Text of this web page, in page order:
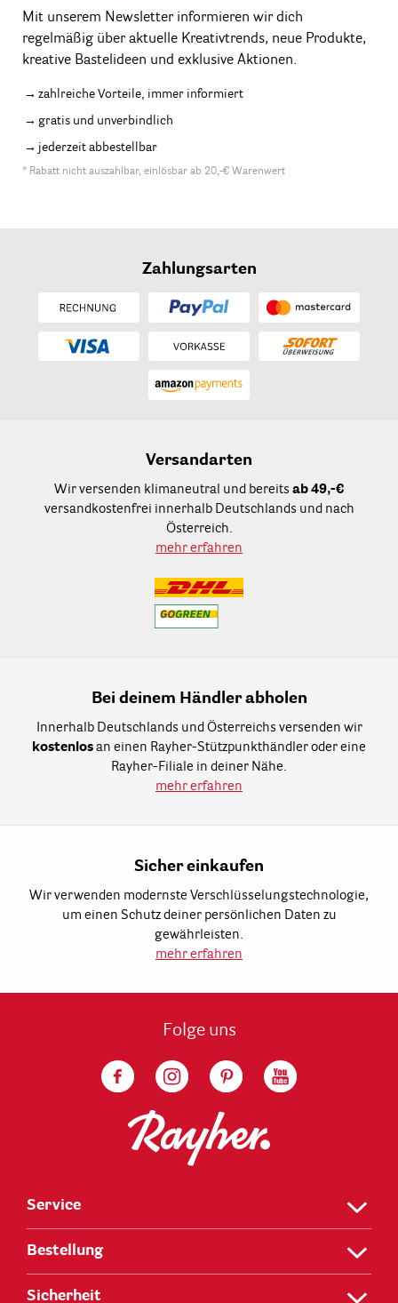
Mit unserem Newsletter informieren wir dich
regelmäßig über aktuelle Kreativtrends, neue Produkte,
kreative Bastelideen und exklusive Aktionen.
zahlreiche Vorteile, immer informiert
gratis und unverbindlich
jederzeit abbestellbar
* Rabatt nicht auszahlbar, einlösbar ab 20,-€ Warenwert
Zahlungsarten
Versandarten
Wir versenden klimaneutral und bereits ab 49,-€
versandkostenfrei innerhalb Deutschlands und nach
Österreich.
mehr erfahren
Bei deinem Händler abholen
Innerhalb Deutschlands und Österreichs versenden wir
kostenlos an einen Rayher-Stützpunkthändler oder eine
Rayher-Filiale in deiner Nähe.
mehr erfahren
Sicher einkaufen
Wir verwenden modernste Verschlüsselungstechnologie,
um einen Schutz deiner persönlichen Daten zu
gewährleisten.
mehr erfahren
Folge uns
Service
Bestellung
Sicherheit